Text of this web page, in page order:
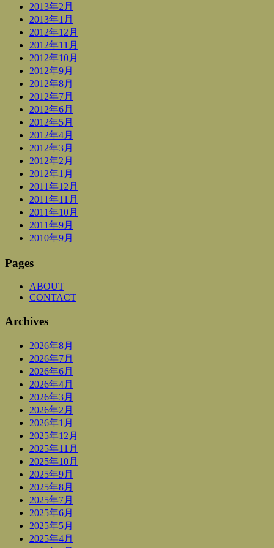
2013年2月
2013年1月
2012年12月
2012年11月
2012年10月
2012年9月
2012年8月
2012年7月
2012年6月
2012年5月
2012年4月
2012年3月
2012年2月
2012年1月
2011年12月
2011年11月
2011年10月
2011年9月
2010年9月
Pages
ABOUT
CONTACT
Archives
2026年8月
2026年7月
2026年6月
2026年4月
2026年3月
2026年2月
2026年1月
2025年12月
2025年11月
2025年10月
2025年9月
2025年8月
2025年7月
2025年6月
2025年5月
2025年4月